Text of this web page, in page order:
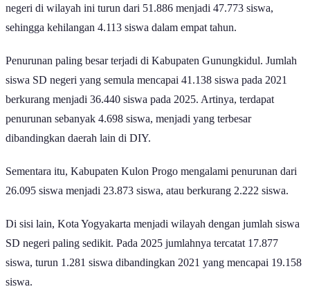
negeri di wilayah ini turun dari 51.886 menjadi 47.773 siswa,
sehingga kehilangan 4.113 siswa dalam empat tahun.
Penurunan paling besar terjadi di Kabupaten Gunungkidul. Jumlah
siswa SD negeri yang semula mencapai 41.138 siswa pada 2021
berkurang menjadi 36.440 siswa pada 2025. Artinya, terdapat
penurunan sebanyak 4.698 siswa, menjadi yang terbesar
dibandingkan daerah lain di DIY.
Sementara itu, Kabupaten Kulon Progo mengalami penurunan dari
26.095 siswa menjadi 23.873 siswa, atau berkurang 2.222 siswa.
Di sisi lain, Kota Yogyakarta menjadi wilayah dengan jumlah siswa
SD negeri paling sedikit. Pada 2025 jumlahnya tercatat 17.877
siswa, turun 1.281 siswa dibandingkan 2021 yang mencapai 19.158
siswa.